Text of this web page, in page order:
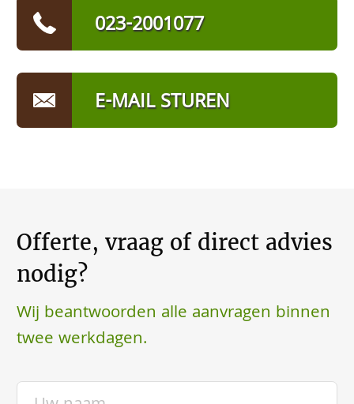
023-2001077
E-MAIL STUREN
Offerte, vraag of direct advies
nodig?
Wij beantwoorden alle aanvragen binnen
twee werkdagen.